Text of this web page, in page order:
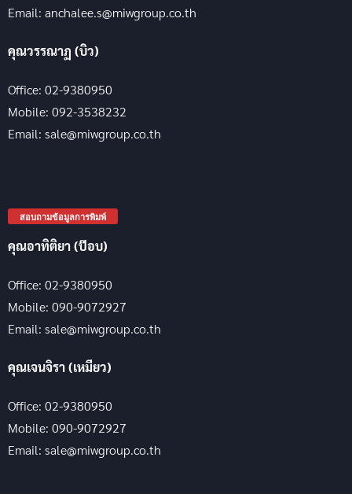
Email: anchalee.s@miwgroup.co.th
คุณวรรณาฏ (บิว)
Office: 02-9380950
Mobile: 092-3538232
Email: sale@miwgroup.co.th
สอบถามข้อมูลการพิมพ์
คุณอาทิติยา (ป๊อบ)
Office: 02-9380950
Mobile: 090-9072927
Email: sale@miwgroup.co.th
คุณเจนจิรา (เหมียว)
Office: 02-9380950
Mobile: 090-9072927
Email: sale@miwgroup.co.th